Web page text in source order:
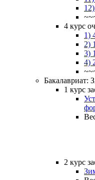
4 курс
1)
2)
3)
4)
1 курс
2 курс